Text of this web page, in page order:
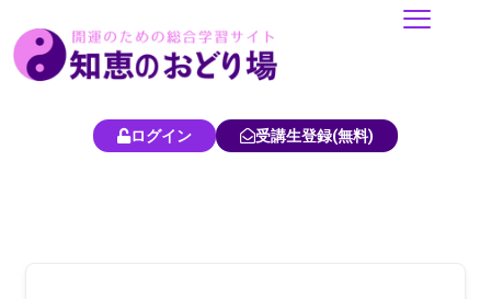
容
ログイン 受講生登録(無料)